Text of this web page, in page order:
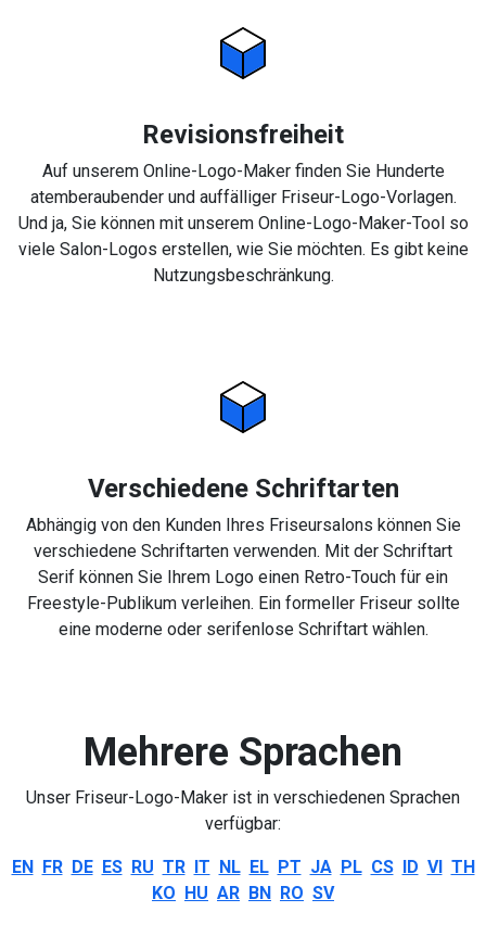
Revisionsfreiheit
Auf unserem Online-Logo-Maker finden Sie Hunderte
atemberaubender und auffälliger Friseur-Logo-Vorlagen.
Und ja, Sie können mit unserem Online-Logo-Maker-Tool so
viele Salon-Logos erstellen, wie Sie möchten. Es gibt keine
Nutzungsbeschränkung.
Verschiedene Schriftarten
Abhängig von den Kunden Ihres Friseursalons können Sie
verschiedene Schriftarten verwenden. Mit der Schriftart
Serif können Sie Ihrem Logo einen Retro-Touch für ein
Freestyle-Publikum verleihen. Ein formeller Friseur sollte
eine moderne oder serifenlose Schriftart wählen.
Mehrere Sprachen
Unser Friseur-Logo-Maker ist in verschiedenen Sprachen
verfügbar:
EN FR DE ES RU TR IT NL EL PT JA PL CS ID VI TH
KO HU AR BN RO SV